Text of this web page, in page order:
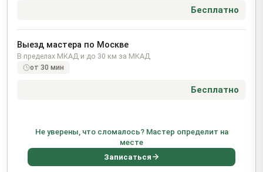
Бесплатно
Выезд мастера по Москве
В пределах МКАД и до 30 км за МКАД
от 30 мин
Бесплатно
Не уверены, что сломалось? Мастер определит на
месте
Записаться